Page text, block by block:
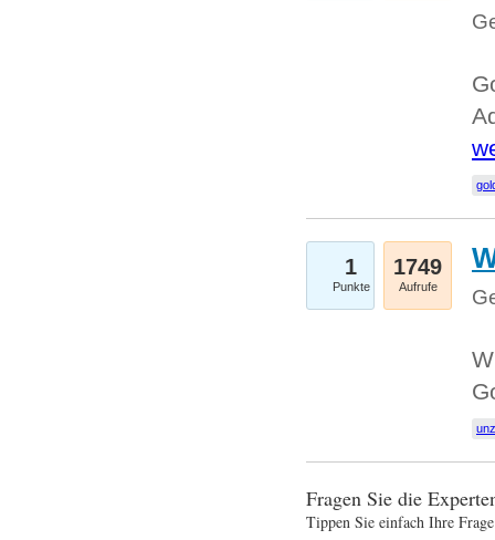
1
Punkte
1749
Aufrufe
Fragen Sie die
Tippen Sie einfach Ihre